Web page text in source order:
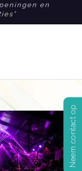
en
Neem contact op